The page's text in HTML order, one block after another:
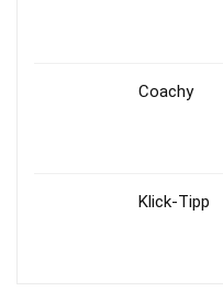
Coachy
Klick-Tipp